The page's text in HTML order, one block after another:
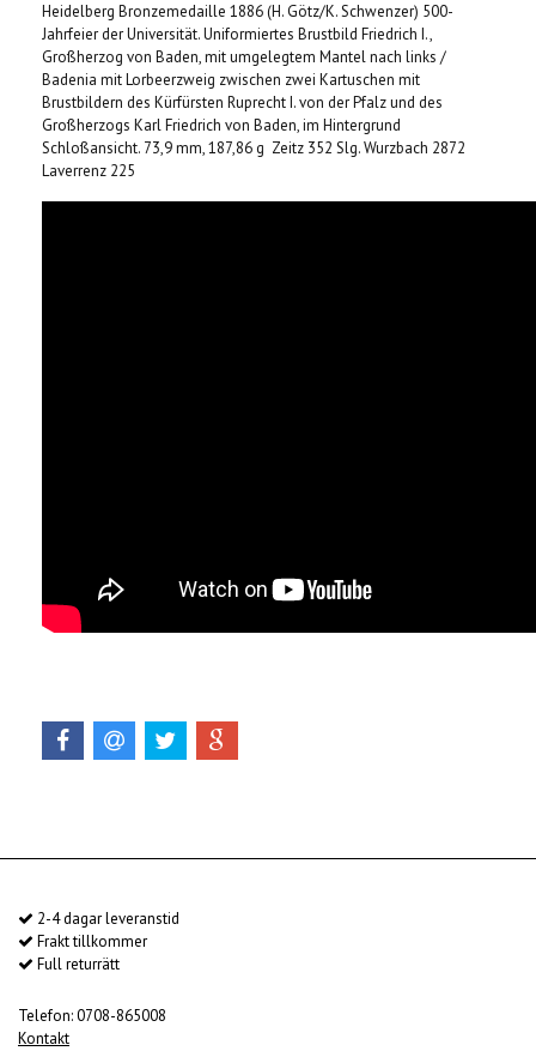
Heidelberg Bronzemedaille 1886 (H. Götz/K. Schwenzer) 500-
Jahrfeier der Universität. Uniformiertes Brustbild Friedrich I.,
Großherzog von Baden, mit umgelegtem Mantel nach links /
Badenia mit Lorbeerzweig zwischen zwei Kartuschen mit
Brustbildern des Kürfürsten Ruprecht I. von der Pfalz und des
Großherzogs Karl Friedrich von Baden, im Hintergrund
Schloßansicht. 73,9 mm, 187,86 g Zeitz 352 Slg. Wurzbach 2872
Laverrenz 225
2-4 dagar leveranstid
Frakt tillkommer
Full returrätt
Telefon: 0708-865008
Kontakt